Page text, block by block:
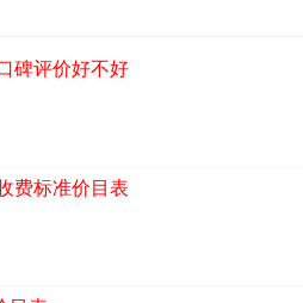
碑评价好不好
费标准价目表